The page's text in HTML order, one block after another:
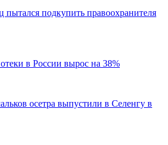
пытался подкупить правоохранителя
в России вырос на 38%
осетра выпустили в Селенгу в